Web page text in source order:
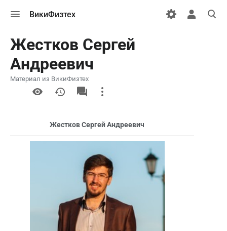
меню
ВикиФизтех
Открыть
поиск
Жестков Сергей
Андреевич
Материал из ВикиФизтех
More
actions
Жестков Сергей Андреевич